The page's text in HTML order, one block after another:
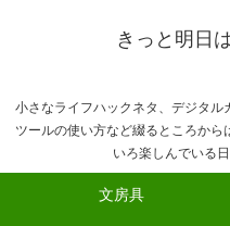
きっと明日
小さなライフハックネタ、デジタ
ツールの使い方など綴るところか
いろ楽しんでいる
文房具